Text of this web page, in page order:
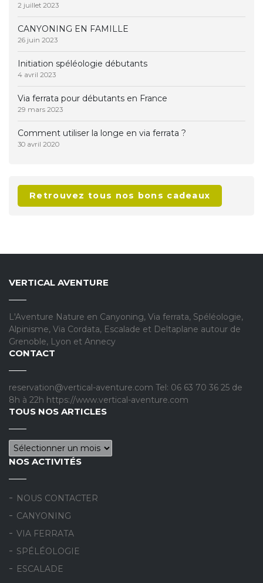
2 juillet 2023
CANYONING EN FAMILLE
26 juin 2023
Initiation spéléologie débutants
4 avril 2023
Via ferrata pour débutants en France
29 mars 2023
Comment utiliser la longe en via ferrata ?
30 avril 2020
Retrouvez tous nos bons cadeaux
VERTICAL AVENTURE
L'Aventure Nature en Canyoning, Via ferrata, Spéléologie,
Alpinisme, Via Cordata, Escalade et Deltaplane autour de
Grenoble, Lyon et Annecy
CONTACT
reservation@vertical-aventure.com Tel: 06 63 70 36 25 de
8h à 22h https://www.vertical-aventure.com
TOUS NOS ARTICLES
Tous nos articles
NOS ACTIVITÉS
NOUS CONTACTER
CANYONING
VIA FERRATA
SPÉLÉOLOGIE
ESCALADE